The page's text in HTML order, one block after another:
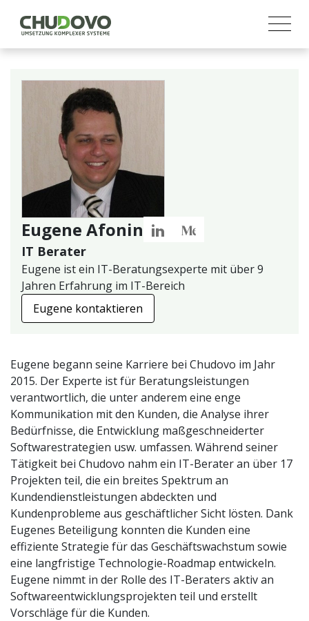
Eugene Afonin
IT Berater
Eugene ist ein IT-Beratungsexperte mit über 9
Jahren Erfahrung im IT-Bereich
Eugene kontaktieren
Eugene begann seine Karriere bei Chudovo im Jahr
2015. Der Experte ist für Beratungsleistungen
verantwortlich, die unter anderem eine enge
Kommunikation mit den Kunden, die Analyse ihrer
Bedürfnisse, die Entwicklung maßgeschneiderter
Softwarestrategien usw. umfassen. Während seiner
Tätigkeit bei Chudovo nahm ein IT-Berater an über 17
Projekten teil, die ein breites Spektrum an
Kundendienstleistungen abdeckten und
Kundenprobleme aus geschäftlicher Sicht lösten. Dank
Eugenes Beteiligung konnten die Kunden eine
effiziente Strategie für das Geschäftswachstum sowie
eine langfristige Technologie-Roadmap entwickeln.
Eugene nimmt in der Rolle des IT-Beraters aktiv an
Softwareentwicklungsprojekten teil und erstellt
Vorschläge für die Kunden.